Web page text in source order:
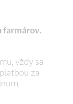
farmárov.
vždy sa
za